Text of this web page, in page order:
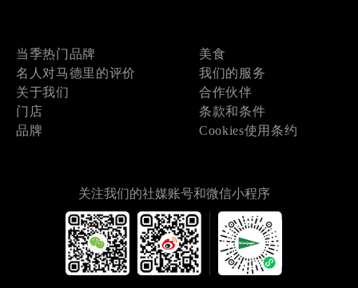
当季热门品牌
名人对马德里的评价
关于我们
门店
品牌
美食
我们的服务
合作伙伴
条款和条件
Cookies使用条约
关注我们的社媒账号和微信小程序